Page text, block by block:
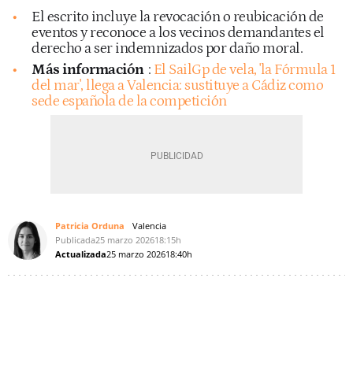
El escrito incluye la revocación o reubicación de
eventos y reconoce a los vecinos demandantes el
derecho a ser indemnizados por daño moral.
Más información : El SailGp de vela, 'la Fórmula 1
del mar', llega a Valencia: sustituye a Cádiz como
sede española de la competición
Patricia Orduna
Valencia
Publicada25 marzo 202618:15h
Actualizada25 marzo 202618:40h